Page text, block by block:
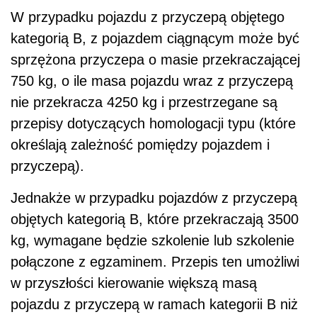
W przypadku pojazdu z przyczepą objętego
kategorią B, z pojazdem ciągnącym może być
sprzężona przyczepa o masie przekraczającej
750 kg, o ile masa pojazdu wraz z przyczepą
nie przekracza 4250 kg i przestrzegane są
przepisy dotyczących homologacji typu (które
określają zależność pomiędzy pojazdem i
przyczepą).
Jednakże w przypadku pojazdów z przyczepą
objętych kategorią B, które przekraczają 3500
kg, wymagane będzie szkolenie lub szkolenie
połączone z egzaminem. Przepis ten umożliwi
w przyszłości kierowanie większą masą
pojazdu z przyczepą w ramach kategorii B niż